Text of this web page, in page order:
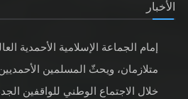
الأخبار
إمام الجماعة الإسلامية الأحمدية
متلازمان، ويحثّ المسلمين
خلال الاجتماع الوطني للواقفين الجدد